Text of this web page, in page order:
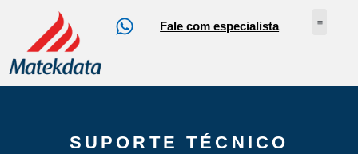
Fale com especialista
SUPORTE TÉCNICO